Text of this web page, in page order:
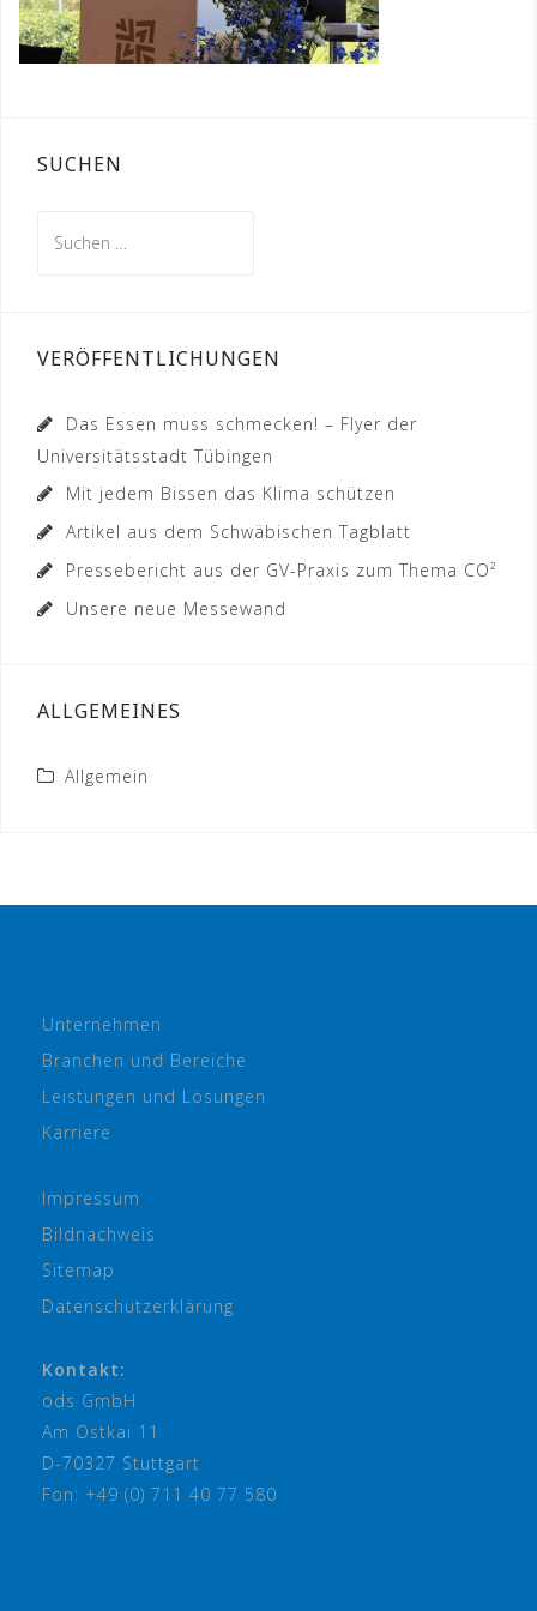
SUCHEN
nach:
VERÖFFENTLICHUNGEN
Das Essen muss schmecken! – Flyer der
Universitätsstadt Tübingen
Mit jedem Bissen das Klima schützen
Artikel aus dem Schwäbischen Tagblatt
Pressebericht aus der GV-Praxis zum Thema CO²
Unsere neue Messewand
ALLGEMEINES
Allgemein
Unternehmen
Branchen und Bereiche
Leistungen und Lösungen
Karriere
Impressum
Bildnachweis
Sitemap
Datenschutzerklärung
Kontakt:
ods GmbH
Am Ostkai 11
D-70327 Stuttgart
Fon: +49 (0) 711 40 77 580